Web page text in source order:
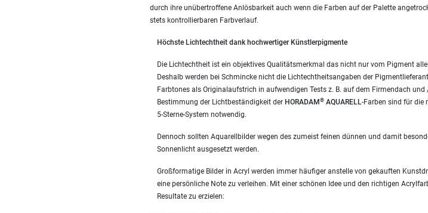
durch ihre unübertroffene Anlösbarkeit auch wenn die Farben auf der Palette
stets kontrollierbaren Farbverlauf.
Höchste Lichtechtheit dank hochwertiger Künstlerpigmente
Die Lichtechtheit ist ein objektives Qualitätsmerkmal das nicht nur vom Pigment
Deshalb werden bei Schmincke nicht die Lichtechtheitsangaben der
Farbtones als Originalaufstrich in aufwendigen Tests z. B. auf dem Firmendach
Bestimmung der Lichtbeständigkeit der HORADAM ® AQUARELL-Farben sind für die
5-Sterne-System notwendig.
Dennoch sollten Aquarellbilder wegen des zumeist feinen dünnen und damit
Sonnenlicht ausgesetzt werden.
Großformatige Bilder in Acryl werden immer häufiger anstelle von gekauften
eine persönliche Note zu verleihen. Mit einer schönen Idee und den richtigen
Resultate zu erzielen: